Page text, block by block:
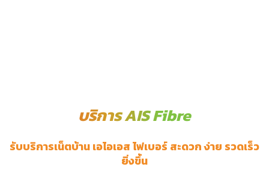
บริการ AIS Fibre
รับบริการเน็ตบ้าน เอไอเอส ไฟเบอร์ สะดวก ง่าย รวดเร็ว
ยิ่งขึ้น